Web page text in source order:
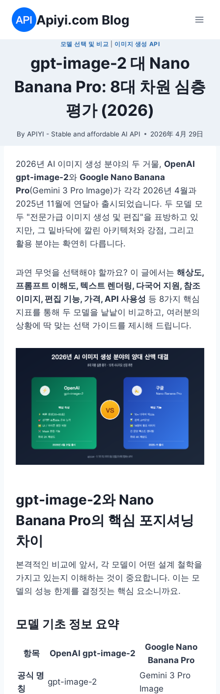
content
Apiyi.com Blog
모델 선택 및 비교 이미지 생성 API
gpt-image-2 대 Nano
Banana Pro: 8대 차원 심층
평가 (2026)
By APIYI - Stable and affordable AI API 2026年 4月 29日
2026년 AI 이미지 생성 분야의 두 거물, OpenAI
gpt-image-2와 Google Nano Banana
Pro(Gemini 3 Pro Image)가 각각 2026년 4월과
2025년 11월에 연달아 출시되었습니다. 두 모델 모
두 "전문가급 이미지 생성 및 편집"을 표방하고 있
지만, 그 밑바닥에 깔린 아키텍처와 강점, 그리고
활용 분야는 확연히 다릅니다.
과연 무엇을 선택해야 할까요? 이 글에서는 해상도,
프롬프트 이해도, 텍스트 렌더링, 다국어 지원, 참조
이미지, 편집 기능, 가격, API 사용성 등 8가지 핵심
지표를 통해 두 모델을 낱낱이 비교하고, 여러분의
상황에 딱 맞는 선택 가이드를 제시해 드립니다.
gpt-image-2와 Nano
Banana Pro의 핵심 포지셔닝
차이
본격적인 비교에 앞서, 각 모델이 어떤 설계 철학을
가지고 있는지 이해하는 것이 중요합니다. 이는 모
델의 성능 한계를 결정짓는 핵심 요소니까요.
모델 기초 정보 요약
항목 OpenAI gpt-image-2
Google Nano
Banana Pro
공식 명
칭
gpt-image-2
Gemini 3 Pro
Image